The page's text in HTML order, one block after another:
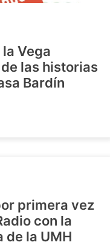
Vega
las historias
Bardín
primera vez
con la
de la UMH